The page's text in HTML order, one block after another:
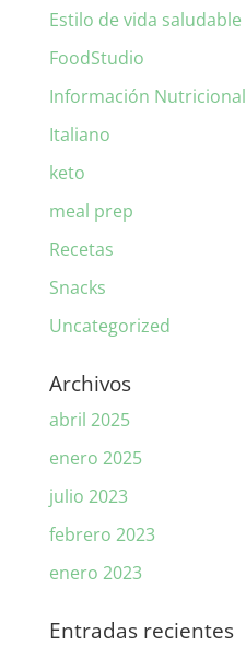
Estilo de vida saludable
FoodStudio
Información Nutricional
Italiano
keto
meal prep
Recetas
Snacks
Uncategorized
Archivos
abril 2025
enero 2025
julio 2023
febrero 2023
enero 2023
Entradas recientes